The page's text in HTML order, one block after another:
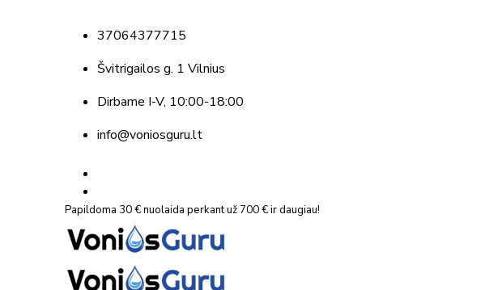
37064377715
Švitrigailos g. 1 Vilnius
Dirbame I-V, 10:00-18:00
info@voniosguru.lt
Papildoma 30 € nuolaida perkant už 700 € ir daugiau!